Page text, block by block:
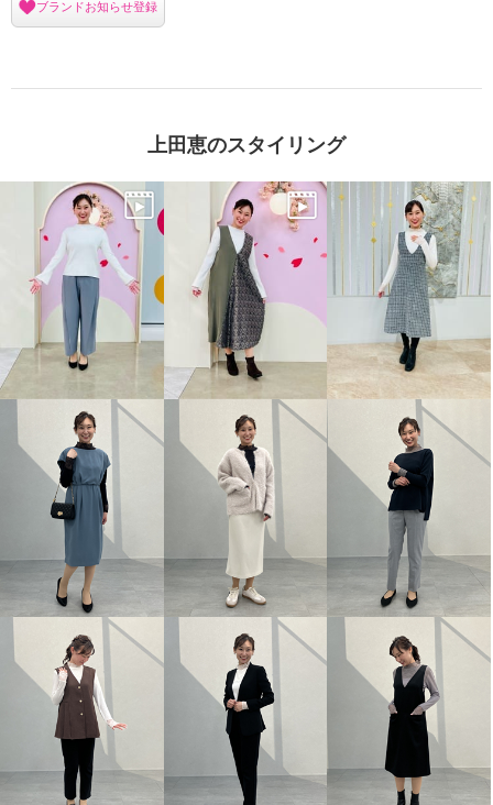
ブランドお知らせ登録
上田恵のスタイリング